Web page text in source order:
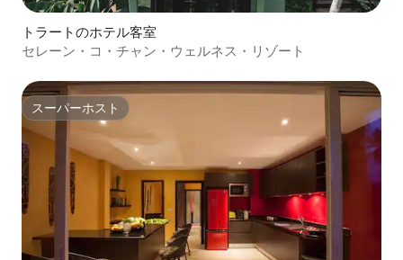
トラートのホテル客室
セレーン・コ・チャン・ウェルネス・リゾート
スーパーホスト
スーパーホスト